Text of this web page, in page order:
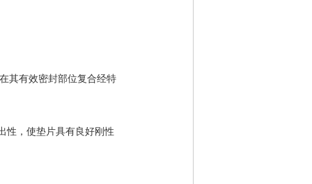
其有效密封部位复合经特
性，使垫片具有良好刚性